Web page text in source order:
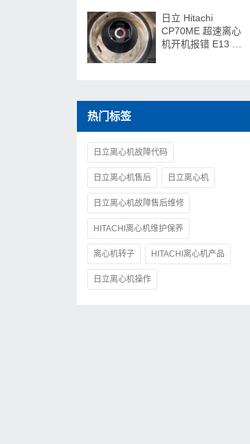
日立 Hitachi
CP70ME 超速离心
机开机报错 E13 故
热门标签
日立离心机故障代码
日立离心机售后 日立离心机
日立离心机故障售后维修
HITACHI离心机维护保养
离心机转子 HITACHI离心机产品
日立离心机操作